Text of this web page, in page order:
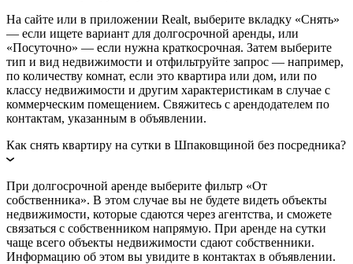
На сайте или в приложении Realt, выберите вкладку «Снять»
— если ищете вариант для долгосрочной аренды, или
«Посуточно» — если нужна краткосрочная. Затем выберите
тип и вид недвижимости и отфильтруйте запрос — например,
по количеству комнат, если это квартира или дом, или по
классу недвижимости и другим характеристикам в случае с
коммерческим помещением. Свяжитесь с арендодателем по
контактам, указанным в объявлении.
Как снять квартиру на сутки в Шпаковщиной без посредника?
При долгосрочной аренде выберите фильтр «От
собственника». В этом случае вы не будете видеть объекты
недвижимости, которые сдаются через агентства, и сможете
связаться с собственником напрямую. При аренде на сутки
чаще всего объекты недвижимости сдают собственники.
Информацию об этом вы увидите в контактах в объявлении.